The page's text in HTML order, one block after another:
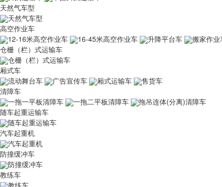
天然气车型
天然气车型
高空作业车
12-16米高空作业车
16-45米高空作业车 升降平台车
搬家作业
仓栅（栏）式运输车
仓栅（栏）式运输车
厢式车
流动舞台车
广告宣传车 厢式运输车
售货车
清障车
一拖一平板清障车
一拖二平板清障车
拖吊连体(分离)清障车
随车起重运输车
随车起重运输车
汽车起重机
汽车起重机
防撞缓冲车
防撞缓冲车
教练车
教练车